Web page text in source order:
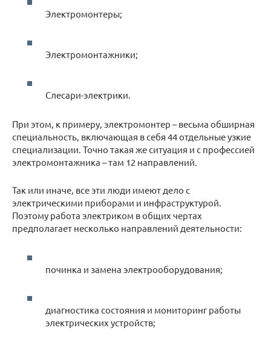
Электромонтеры;
Электромонтажники;
Слесари-электрики.
При этом, к примеру, электромонтер – весьма обширная
специальность, включающая в себя 44 отдельные узкие
специализации. Точно такая же ситуация и с профессией
электромонтажника – там 12 направлений.
Так или иначе, все эти люди имеют дело с
электрическими приборами и инфраструктурой.
Поэтому работа электриком в общих чертах
предполагает несколько направлений деятельности:
починка и замена электрооборудования;
диагностика состояния и мониторинг работы
электрических устройств;